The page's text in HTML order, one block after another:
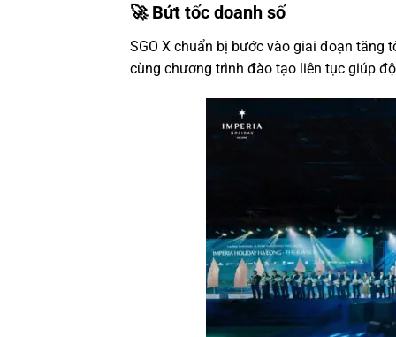
🚀 Bứt tốc doanh số
SGO X chuẩn bị bước vào giai đoạn tăng
cùng chương trình đào tạo liên tục giúp